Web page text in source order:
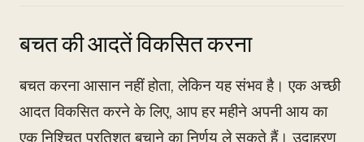
बचत की आदतें विकसित करना
बचत करना आसान नहीं होता, लेकिन यह संभव है। एक अच्छी
आदत विकसित करने के लिए, आप हर महीने अपनी आय का
एक निश्चित प्रतिशत बचाने का निर्णय ले सकते हैं। उदाहरण